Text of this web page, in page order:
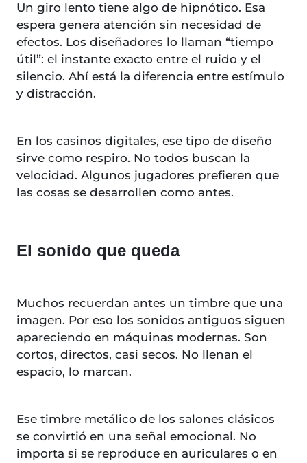
Un giro lento tiene algo de hipnótico. Esa
espera genera atención sin necesidad de
efectos. Los diseñadores lo llaman “tiempo
útil”: el instante exacto entre el ruido y el
silencio. Ahí está la diferencia entre estímulo
y distracción.
En los casinos digitales, ese tipo de diseño
sirve como respiro. No todos buscan la
velocidad. Algunos jugadores prefieren que
las cosas se desarrollen como antes.
El sonido que queda
Muchos recuerdan antes un timbre que una
imagen. Por eso los sonidos antiguos siguen
apareciendo en máquinas modernas. Son
cortos, directos, casi secos. No llenan el
espacio, lo marcan.
Ese timbre metálico de los salones clásicos
se convirtió en una señal emocional. No
importa si se reproduce en auriculares o en